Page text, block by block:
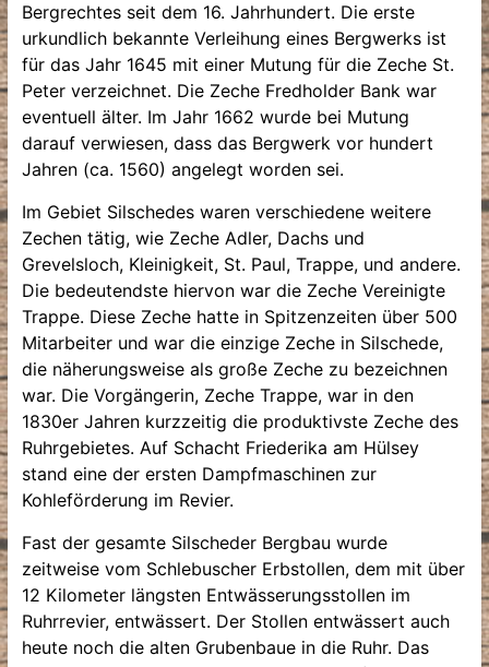
Bergrechtes seit dem 16. Jahrhundert. Die erste
urkundlich bekannte Verleihung eines Bergwerks ist
für das Jahr 1645 mit einer Mutung für die Zeche St.
Peter verzeichnet. Die Zeche Fredholder Bank war
eventuell älter. Im Jahr 1662 wurde bei Mutung
darauf verwiesen, dass das Bergwerk vor hundert
Jahren (ca. 1560) angelegt worden sei.
Im Gebiet Silschedes waren verschiedene weitere
Zechen tätig, wie Zeche Adler, Dachs und
Grevelsloch, Kleinigkeit, St. Paul, Trappe, und andere.
Die bedeutendste hiervon war die Zeche Vereinigte
Trappe. Diese Zeche hatte in Spitzenzeiten über 500
Mitarbeiter und war die einzige Zeche in Silschede,
die näherungsweise als große Zeche zu bezeichnen
war. Die Vorgängerin, Zeche Trappe, war in den
1830er Jahren kurzzeitig die produktivste Zeche des
Ruhrgebietes. Auf Schacht Friederika am Hülsey
stand eine der ersten Dampfmaschinen zur
Kohleförderung im Revier.
Fast der gesamte Silscheder Bergbau wurde
zeitweise vom Schlebuscher Erbstollen, dem mit über
12 Kilometer längsten Entwässerungsstollen im
Ruhrrevier, entwässert. Der Stollen entwässert auch
heute noch die alten Grubenbaue in die Ruhr. Das